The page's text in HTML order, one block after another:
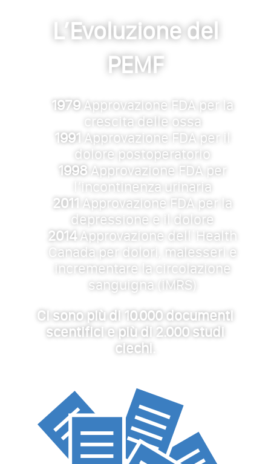
L’Evoluzione del
PEMF
1979Approvazione FDA per la
crescita delle ossa
1991 Approvazione FDA per il
dolore postoperatorio
1998 Approvazione FDA per
l’incontinenza urinaria
2011 Approvazione FDA per la
depressione e il dolore
2014 Approvazione dellˈHealth
Canada per dolori, malesseri e
incrementare la circolazione
sanguigna (iMRS)
Ci sono più di 10.000 documenti
scentifici e più di 2.000 studi
ciechi.